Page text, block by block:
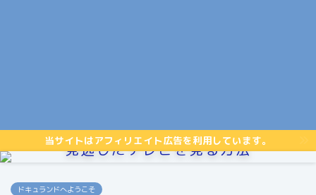
当サイトはアフィリエイト広告を利用しています。
見逃したテレビを見る方法
ドキュランドへようこそ